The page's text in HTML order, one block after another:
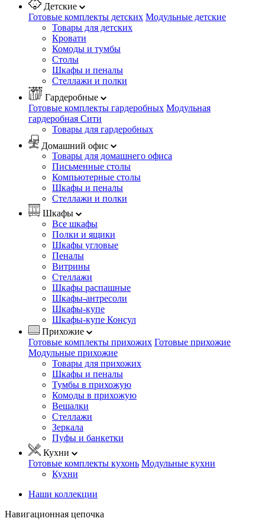
Детские
Готовые комплекты детских Модульные детские
Товары для детских
Кровати
Комоды и тумбы
Столы
Шкафы и пеналы
Стеллажи и полки
Гардеробные
Готовые комплекты гардеробных Модульная
гардеробная Сити
Товары для гардеробных
Домашний офис
Товары для домашнего офиса
Письменные столы
Компьютерные столы
Шкафы и пеналы
Стеллажи и полки
Шкафы
Все шкафы
Полки и ящики
Шкафы угловые
Пеналы
Витрины
Стеллажи
Шкафы распашные
Шкафы-антресоли
Шкафы-купе
Шкафы-купе Консул
Прихожие
Готовые комплекты прихожих Готовые прихожие
Модульные прихожие
Товары для прихожих
Шкафы и пеналы
Тумбы в прихожую
Комоды в прихожую
Вешалки
Стеллажи
Зеркала
Пуфы и банкетки
Кухни
Готовые комплекты кухонь Модульные кухни
Кухни
Наши коллекции
Навигационная цепочка